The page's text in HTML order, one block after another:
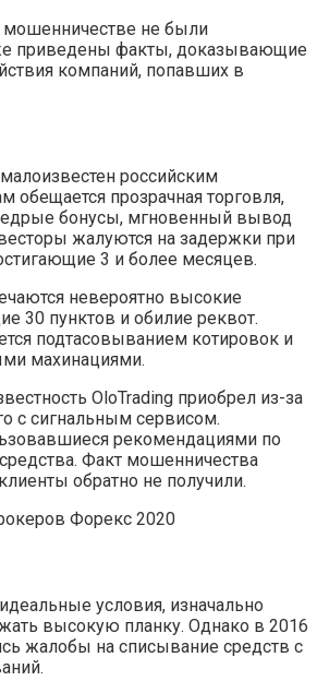
не были
приведены факты, доказывающие
компаний, попавших в
российским
обещается прозрачная торговля,
бонусы, мгновенный вывод
жалуются на задержки при
3 и более месяцев.
невероятно высокие
30 пунктов и обилие реквот.
подтасовыванием котировок и
махинациями.
OloTrading приобрел из-за
с сигнальным сервисом.
рекомендациями по
Факт мошенничества
обратно не получили.
условия, изначально
высокую планку. Однако в 2016
жалобы на списывание средств с